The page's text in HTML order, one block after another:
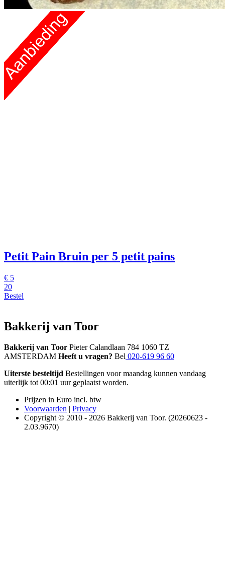
Petit Pain Bruin per 5 petit pains
€ 5
20
Bestel
Bakkerij van Toor
Bakkerij van Toor Pieter Calandlaan 784 1060 TZ
AMSTERDAM Heeft u vragen? Bel 020-619 96 60
Uiterste besteltijd Bestellingen voor maandag kunnen vandaag
uiterlijk tot 00:01 uur geplaatst worden.
Prijzen in Euro incl. btw
Voorwaarden | Privacy
Copyright © 2010 - 2026 Bakkerij van Toor. (20260623 -
2.03.9670)